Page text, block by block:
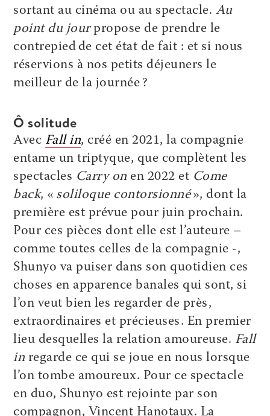
sortant au cinéma ou au spectacle. Au
point du jourpropose de prendre le
contrepied de cet état de fait : et si nous
réservions à nos petits déjeuners le
meilleur de la journée ?
Ô solitude
Avec Fall in, créé en 2021, la compagnie
entame un triptyque, que complètent les
spectacles Carry on en 2022 et Come
back, « soliloque contorsionné», dont la
première est prévue pour juin prochain.
Pour ces pièces dont elle est l’auteure –
comme toutes celles de la compagnie -,
Shunyo va puiser dans son quotidien ces
choses en apparence banales qui sont, si
l’on veut bien les regarder de près,
extraordinaires et précieuses. En premier
lieu desquelles la relation amoureuse. Fall
in regarde ce qui se joue en nous lorsque
l’on tombe amoureux. Pour ce spectacle
en duo, Shunyo est rejointe par son
compagnon, Vincent Hanotaux. La